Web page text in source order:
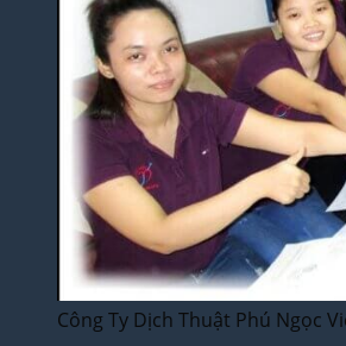
Công Ty Dịch Thuật Phú Ngọc